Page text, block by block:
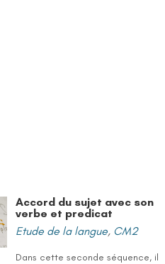
Accord du sujet avec son
verbe et predicat
Etude de la langue, CM2
Dans cette seconde séquence, il